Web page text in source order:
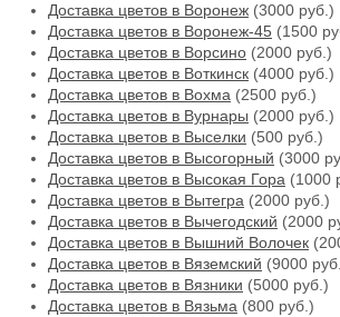
Доставка цветов в Воронеж (3000 руб.)
Доставка цветов в Воронеж-45 (1500
Доставка цветов в Ворсино (2000 руб.)
Доставка цветов в Воткинск (4000 руб.)
Доставка цветов в Вохма (2500 руб.)
Доставка цветов в Вурнары (2000 руб.)
Доставка цветов в Выселки (500 руб.)
Доставка цветов в Высогорный (3000
Доставка цветов в Высокая Гора (1000
Доставка цветов в Вытегра (2000 руб.)
Доставка цветов в Вычегодский (2000
Доставка цветов в Вышний Волочек
Доставка цветов в Вяземский (9000
Доставка цветов в Вязники (5000 руб.)
Доставка цветов в Вязьма (800 руб.)